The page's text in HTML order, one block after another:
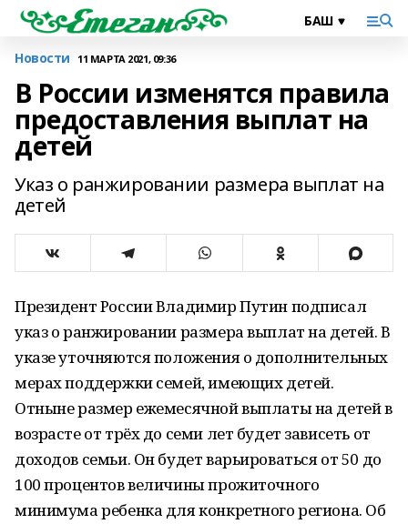
Новости 11 МАРТА 2021, 09:36
В России изменятся правила
предоставления выплат на
детей
Указ о ранжировании размера выплат на
детей
Президент России Владимир Путин подписал
указ о ранжировании размера выплат на детей. В
указе уточняются положения о дополнительных
мерах поддержки семей, имеющих детей.
Отныне размер ежемесячной выплаты на детей в
возрасте от трёх до семи лет будет зависеть от
доходов семьи. Он будет варьироваться от 50 до
100 процентов величины прожиточного
минимума ребенка для конкретного региона. Об